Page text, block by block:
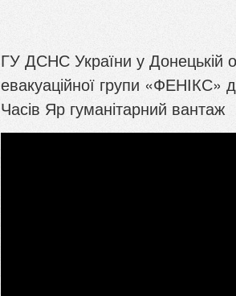
ГУ ДСНС України у Донецькій
евакуаційної групи
Часів Яр гуманітарний вантаж